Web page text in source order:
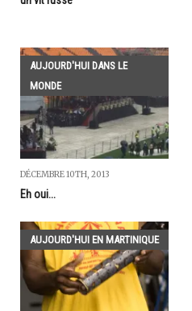
AUJOURD'HUI DANS LE
MONDE
DÉCEMBRE 10TH, 2013
Eh oui...
AUJOURD'HUI EN MARTINIQUE